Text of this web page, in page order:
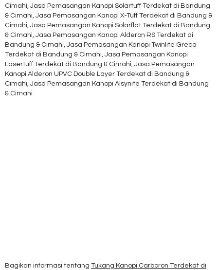
Cimahi, Jasa Pemasangan Kanopi Solartuff Terdekat di Bandung
& Cimahi, Jasa Pemasangan Kanopi X-Tuff Terdekat di Bandung &
Cimahi, Jasa Pemasangan Kanopi Solarflat Terdekat di Bandung
& Cimahi, Jasa Pemasangan Kanopi Alderon RS Terdekat di
Bandung & Cimahi, Jasa Pemasangan Kanopi Twinlite Greca
Terdekat di Bandung & Cimahi, Jasa Pemasangan Kanopi
Lasertuff Terdekat di Bandung & Cimahi, Jasa Pemasangan
Kanopi Alderon UPVC Double Layer Terdekat di Bandung &
Cimahi, Jasa Pemasangan Kanopi Alsynite Terdekat di Bandung
& Cimahi
Bagikan informasi tentang Tukang Kanopi Carboron Terdekat di